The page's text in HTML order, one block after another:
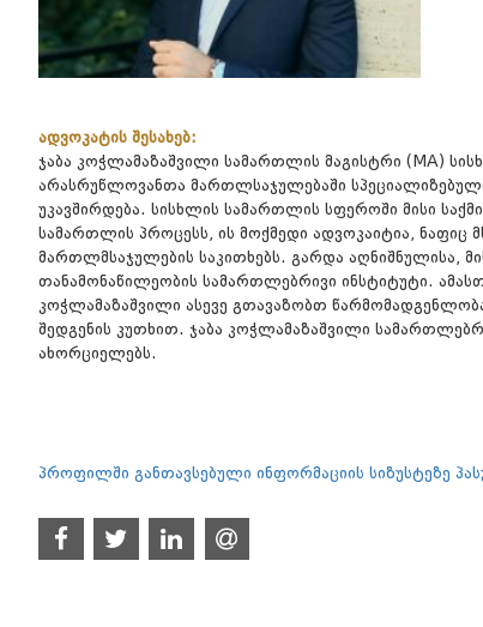
ადვოკატის შესახებ:
ჯაბა კოჭლამაზაშვილი სამართლის მაგისტრი (MA)
არასრუწლოვანთა მართლსაჯულებაში
უკავშირდება. სისხლის სამართლის სფეროში მისი
სამართლის პროცესს, ის მოქმედი ადვოკაიტია,
მართლმსაჯულების საკითხებს. გარდა აღნიშნულისა,
თანამონაწილეობის სამართლებრივი ინსტიტუტი.
კოჭლამაზაშვილი ასევე გთავაზობთ
შედგენის კუთხით. ჯაბა კოჭლამაზაშვილი
ახორციელებს.
პროფილში განთავსებული ინფორმაციის სიზუსტეზე